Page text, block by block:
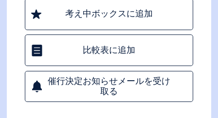
考え中ボックスに追加
比較表に追加
催行決定お知らせメールを受け
取る